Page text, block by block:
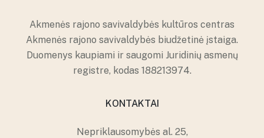
Akmenės rajono savivaldybės kultūros centras
Akmenės rajono savivaldybės biudžetinė įstaiga.
Duomenys kaupiami ir saugomi Juridinių asmenų
registre, kodas 188213974.
KONTAKTAI
Nepriklausomybės al. 25,